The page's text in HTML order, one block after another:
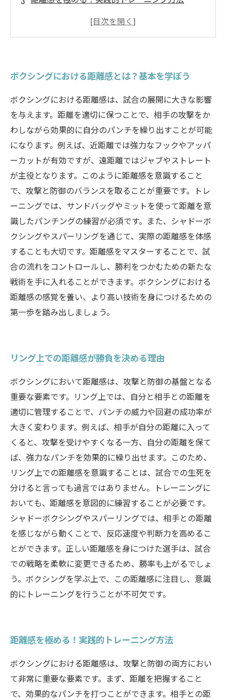
試合で活かす距離感の具体的な戦術
勝率アップ！距離感の実践的な活用法
ボクシングにおける距離感とは？基本を学ぼう
ボクシングにおける距離感は、試合の展開に大きな影響
を与えます。距離を適切に保つことで、相手の攻撃をか
わしながら効果的に自分のパンチを繰り出すことが可能
になります。例えば、近距離では強力なフックやアッパ
ーカットが有効ですが、遠距離ではジャブやストレート
が主役となります。このように距離感を意識すること
で、攻撃と防御のバランスを取ることが重要です。トレ
ーニングでは、サンドバッグやミットを使って距離を意
識したパンチングの練習が必須です。また、シャドーボ
クシングやスパーリングを通じて、実際の距離感を体感
することも大切です。距離感をマスターすることで、試
合の流れをコントロールし、勝利をつかむための新たな
戦術を手に入れることができます。ボクシングにおける
距離感の感覚を養い、より高い技術を身につけるための
第一歩を踏み出しましょう。
リング上での距離感が勝負を決める理由
ボクシングにおいて距離感は、攻撃と防御の基盤となる
重要な要素です。リング上では、自分と相手との距離を
適切に管理することで、パンチの威力や回避の成功率が
大きく変わります。例えば、相手が自分の距離に入って
くると、攻撃を受けやすくなる一方、自分の距離を保て
ば、強力なパンチを効果的に繰り出せます。このため、
リング上での距離感を意識することは、試合での生死を
分けると言っても過言ではありません。トレーニングに
おいても、距離感を意図的に練習することが必要です。
シャドーボクシングやスパーリングでは、相手との距離
を感じながら動くことで、反応速度や判断力を高めるこ
とができます。正しい距離感を身につけた選手は、試合
での戦略を柔軟に変更できるため、勝率も上がるでしょ
う。ボクシングを学ぶ上で、この距離感に注目し、意識
的にトレーニングを行うことが不可欠です。
距離感を極める！実践的トレーニング方法
ボクシングにおける距離感は、攻撃と防御の両方におい
て非常に重要な要素です。まず、距離を把握すること
で、効果的なパンチを打つことができます。相手との距